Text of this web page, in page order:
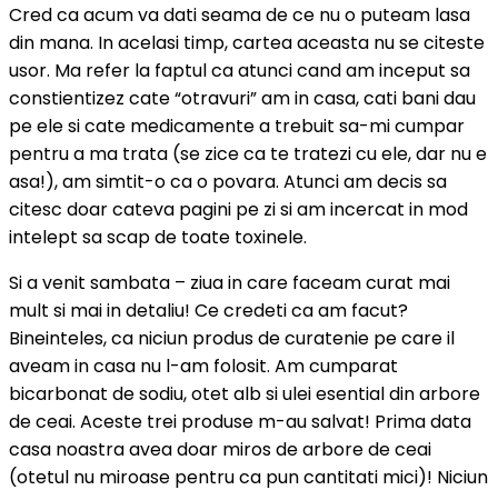
Cred ca acum va dati seama de ce nu o puteam lasa
din mana. In acelasi timp, cartea aceasta nu se citeste
usor. Ma refer la faptul ca atunci cand am inceput sa
constientizez cate “otravuri” am in casa, cati bani dau
pe ele si cate medicamente a trebuit sa-mi cumpar
pentru a ma trata (se zice ca te tratezi cu ele, dar nu e
asa!), am simtit-o ca o povara. Atunci am decis sa
citesc doar cateva pagini pe zi si am incercat in mod
intelept sa scap de toate toxinele.
Si a venit sambata – ziua in care faceam curat mai
mult si mai in detaliu! Ce credeti ca am facut?
Bineinteles, ca niciun produs de curatenie pe care il
aveam in casa nu l-am folosit. Am cumparat
bicarbonat de sodiu, otet alb si ulei esential din arbore
de ceai. Aceste trei produse m-au salvat! Prima data
casa noastra avea doar miros de arbore de ceai
(otetul nu miroase pentru ca pun cantitati mici)! Niciun